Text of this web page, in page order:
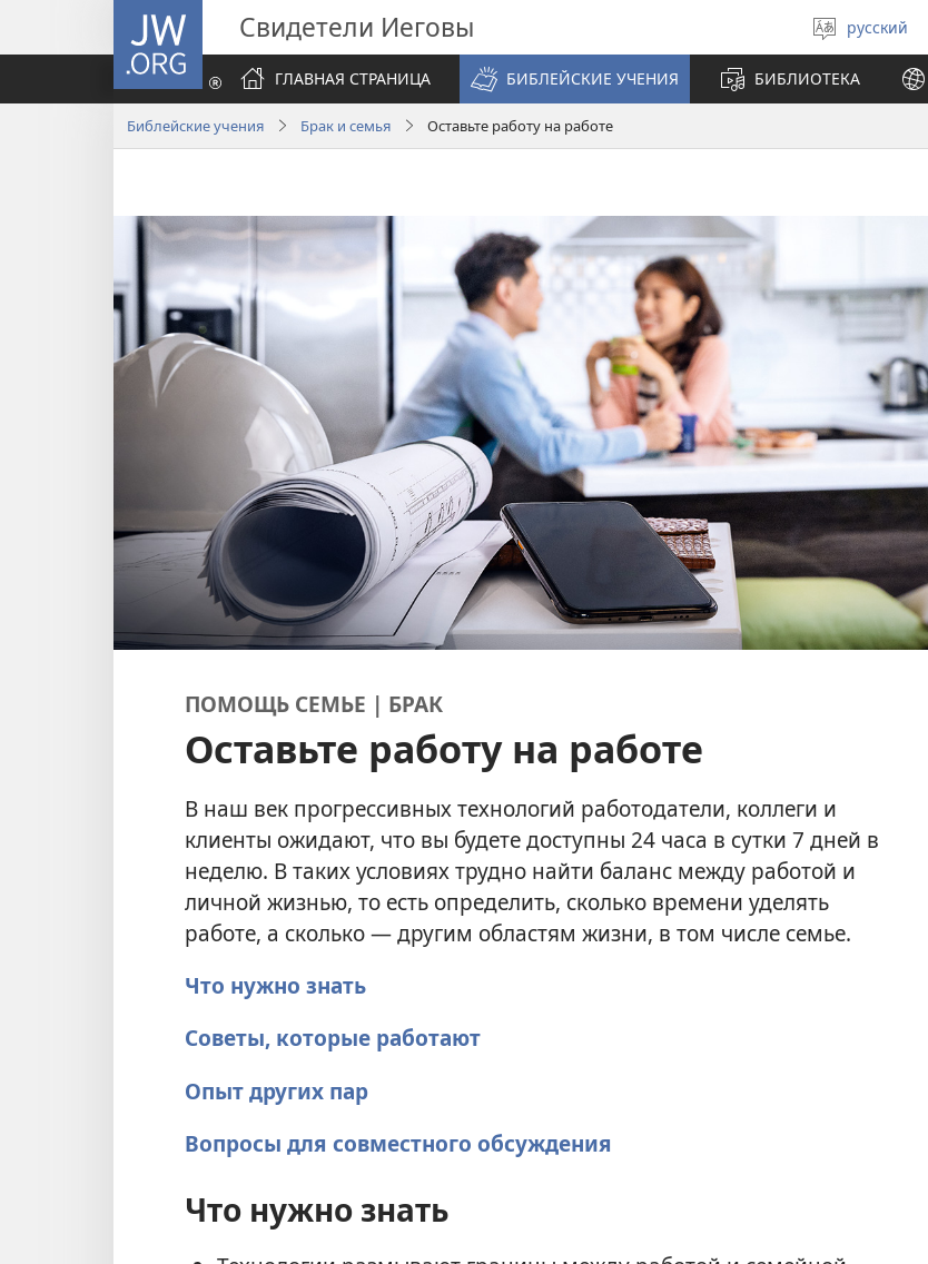
JW.ORG Свидетели Иеговы
Выберите
язык
русский
ГЛАВНАЯ СТРАНИЦА
БИБЛЕЙСКИЕ УЧЕНИЯ БИБЛИОТЕКА
Библейские учения Брак и семья Оставьте работу на работе
ПОМОЩЬ СЕМЬЕ | БРАК
Оставьте работу на работе
В наш век прогрессивных технологий работодатели, коллеги и
клиенты ожидают, что вы будете доступны 24 часа в сутки 7 дней в
неделю. В таких условиях трудно найти баланс между работой и
личной жизнью, то есть определить, сколько времени уделять
работе, а сколько — другим областям жизни, в том числе семье.
Что нужно знать
Советы, которые работают
Опыт других пар
Вопросы для совместного обсуждения
Что нужно знать